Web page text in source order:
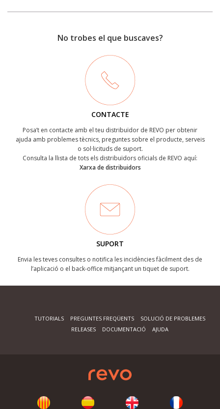
No trobes el que buscaves?
CONTACTE
Posa’t en contacte amb el teu distribuïdor de REVO per obtenir
ajuda amb problemes tècnics, preguntes sobre el producte, serveis
o sol·licituds de suport.
Consulta la llista de tots els distribuïdors oficials de REVO aquí:
Xarxa de distribuidors
SUPORT
Envia les teves consultes o notifica les incidències fàcilment des de
l’aplicació o el back-office mitjançant un tiquet de suport.
TUTORIALS PREGUNTES FREQÜENTS
SOLUCIÓ DE PROBLEMES
RELEASES
DOCUMENTACIÓ AJUDA